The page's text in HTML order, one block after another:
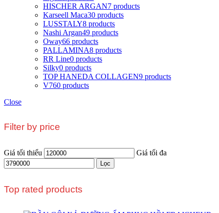
HISCHER ARGAN7 products
Karseell Maca30 products
LUSSTALY8 products
Nashi Argan49 products
Oway66 products
PALLAMINA8 products
RR Line0 products
Silky0 products
TOP HANEDA COLLAGEN9 products
V760 products
Close
Filter by price
Giá tối thiểu Giá tối đa
Lọc
Top rated products